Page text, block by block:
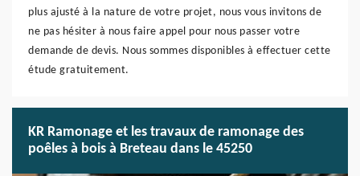
plus ajusté à la nature de votre projet, nous vous invitons de
ne pas hésiter à nous faire appel pour nous passer votre
demande de devis. Nous sommes disponibles à effectuer cette
étude gratuitement.
KR Ramonage et les travaux de ramonage des
poêles à bois à Breteau dans le 45250